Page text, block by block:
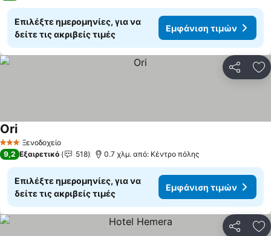
Επιλέξτε ημερομηνίες, για να
δείτε τις ακριβείς τιμές
Εμφάνιση τιμών
3 ΑστέριαΞενοδοχείο
OriΕμφάνιση τιμών
9,2 Εξαιρετικό 518 0.7 χλμ. από: Κέντρο πόλης
Επιλέξτε ημερομηνίες, για να
δείτε τις ακριβείς τιμές
Εμφάνιση τιμών